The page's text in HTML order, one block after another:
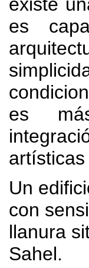
es
es
Un
con
llanura
Sahel.